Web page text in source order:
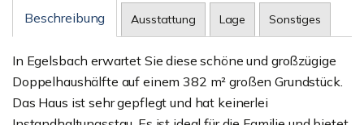
Beschreibung Ausstattung Lage Sonstiges
In Egelsbach erwartet Sie diese schöne und großzügige
Doppelhaushälfte auf einem 382 m² großen Grundstück.
Das Haus ist sehr gepflegt und hat keinerlei